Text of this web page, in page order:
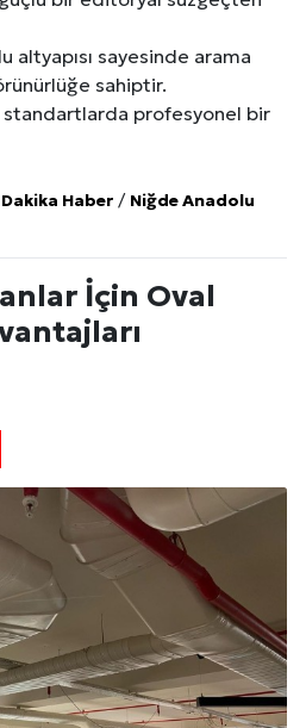
altyapısı sayesinde arama
sahiptir.
standartlarda profesyonel bir
Haber / Niğde Anadolu
İçin Oval